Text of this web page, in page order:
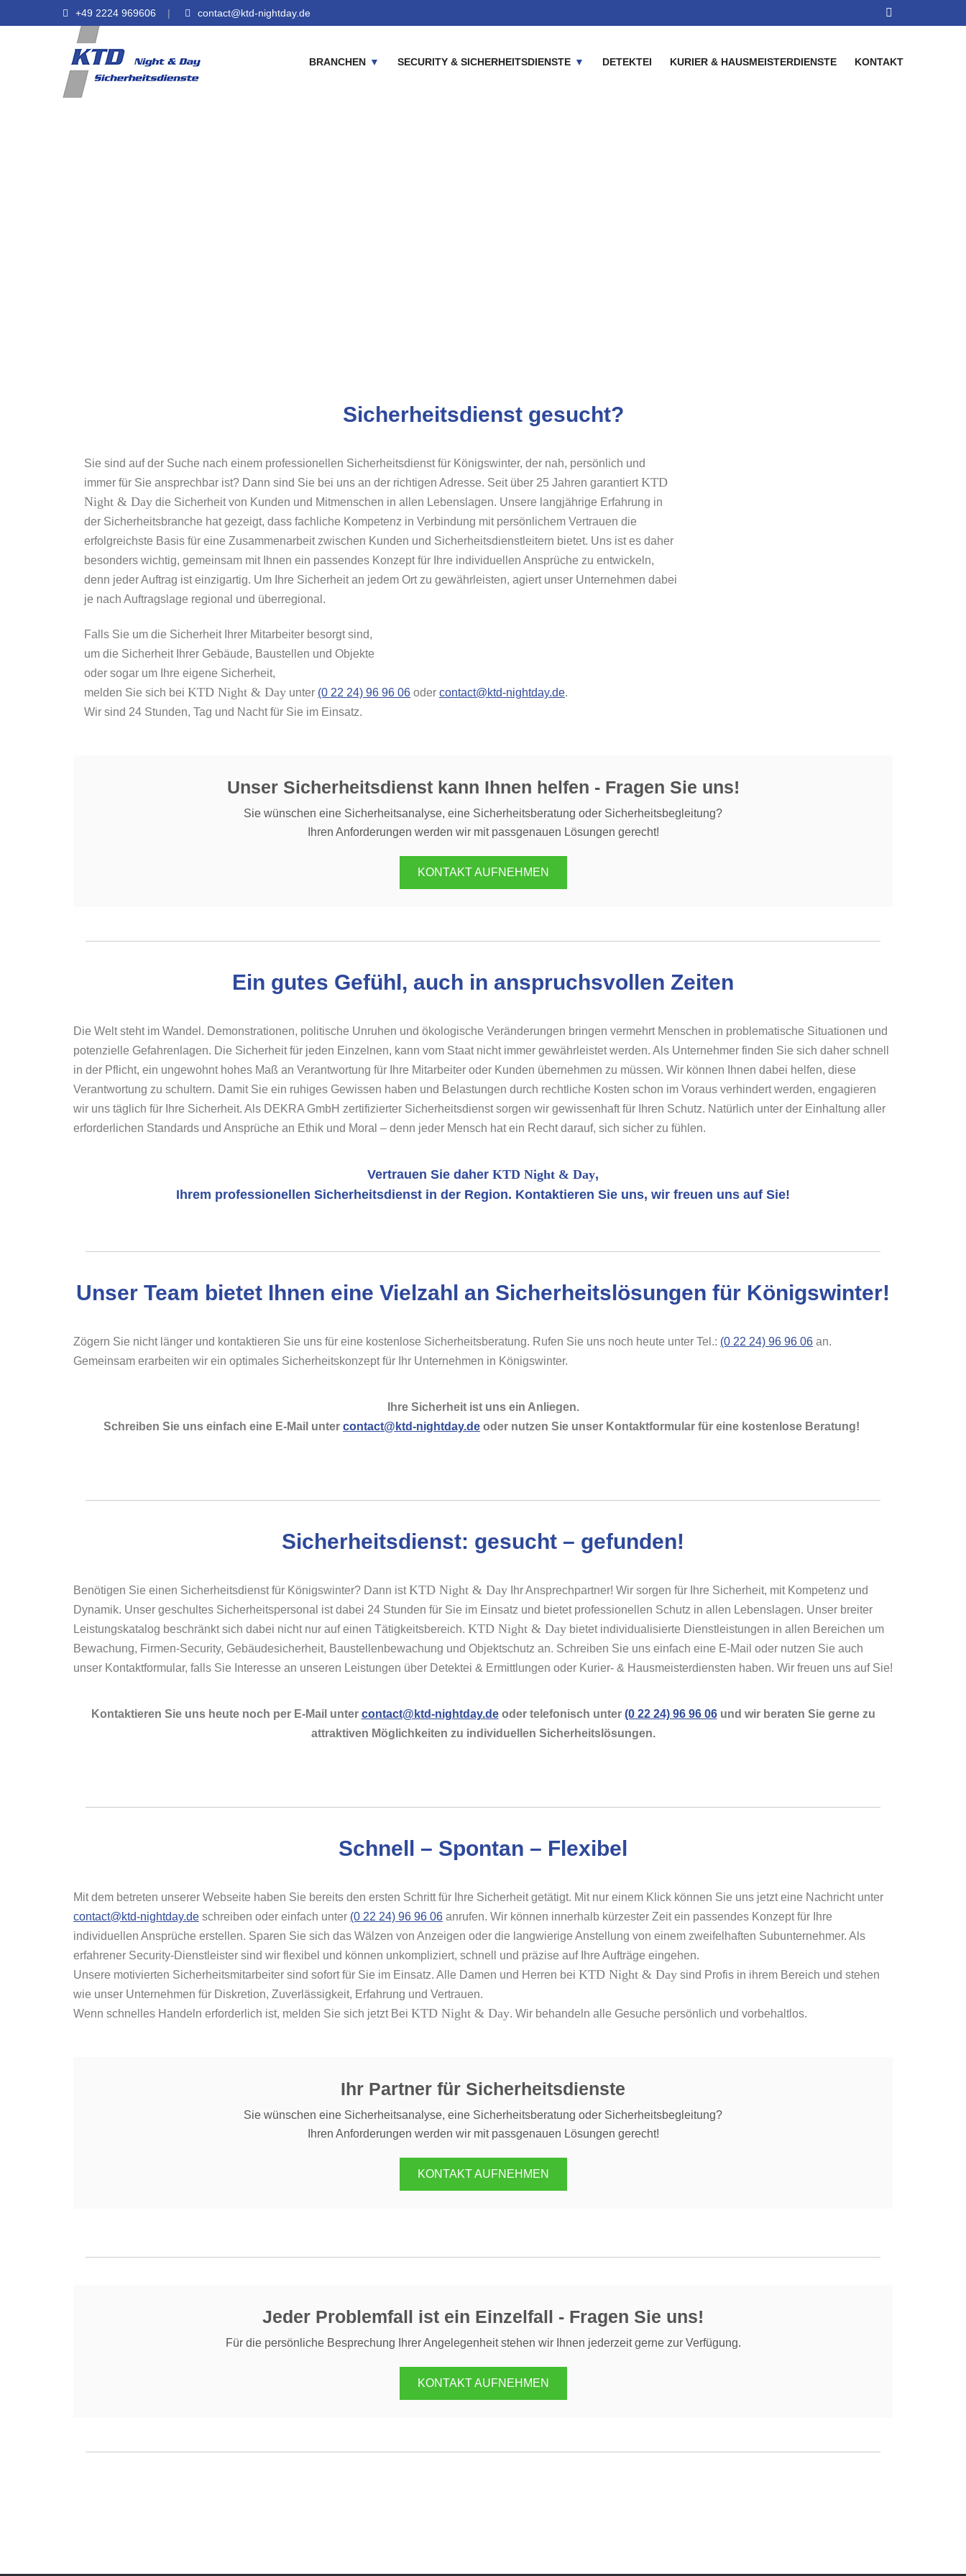
+49 2224 969606 contact@ktd-nightday.de
BRANCHEN SECURITY & SICHERHEITSDIENSTE DETEKTEI KURIER & HAUSMEISTERDIENSTE KONTAKT
Sicherheitsdienst gesucht?
Sie sind auf der Suche nach einem professionellen Sicherheitsdienst für Königswinter, der nah, persönlich und
immer für Sie ansprechbar ist? Dann sind Sie bei uns an der richtigen Adresse. Seit über 25 Jahren garantiertKTD
Night & Day die Sicherheit von Kunden und Mitmenschen in allen Lebenslagen. Unsere langjährige Erfahrung in
der Sicherheitsbranche hat gezeigt, dass fachliche Kompetenz in Verbindung mit persönlichem Vertrauen die
erfolgreichste Basis für eine Zusammenarbeit zwischen Kunden und Sicherheitsdienstleitern bietet. Uns ist es daher
besonders wichtig, gemeinsam mit Ihnen ein passendes Konzept für Ihre individuellen Ansprüche zu entwickeln,
denn jeder Auftrag ist einzigartig. Um Ihre Sicherheit an jedem Ort zu gewährleisten, agiert unser Unternehmen dabei
je nach Auftragslage regional und überregional.
Falls Sie um die Sicherheit Ihrer Mitarbeiter besorgt sind,
um die Sicherheit Ihrer Gebäude, Baustellen und Objekte
oder sogar um Ihre eigene Sicherheit,
melden Sie sich bei KTD Night & Day unter (0 22 24) 96 96 06 oder contact@ktd-nightday.de.
Wir sind 24 Stunden, Tag und Nacht für Sie im Einsatz.
Unser Sicherheitsdienst kann Ihnen helfen - Fragen Sie uns!
Sie wünschen eine Sicherheitsanalyse, eine Sicherheitsberatung oder Sicherheitsbegleitung?
Ihren Anforderungen werden wir mit passgenauen Lösungen gerecht!
KONTAKT AUFNEHMEN
Ein gutes Gefühl, auch in anspruchsvollen Zeiten
Die Welt steht im Wandel. Demonstrationen, politische Unruhen und ökologische Veränderungen bringen vermehrt Menschen in problematische Situationen und
potenzielle Gefahrenlagen. Die Sicherheit für jeden Einzelnen, kann vom Staat nicht immer gewährleistet werden. Als Unternehmer finden Sie sich daher schnell
in der Pflicht, ein ungewohnt hohes Maß an Verantwortung für Ihre Mitarbeiter oder Kunden übernehmen zu müssen. Wir können Ihnen dabei helfen, diese
Verantwortung zu schultern. Damit Sie ein ruhiges Gewissen haben und Belastungen durch rechtliche Kosten schon im Voraus verhindert werden, engagieren
wir uns täglich für Ihre Sicherheit. Als DEKRA GmbH zertifizierter Sicherheitsdienst sorgen wir gewissenhaft für Ihren Schutz. Natürlich unter der Einhaltung aller
erforderlichen Standards und Ansprüche an Ethik und Moral – denn jeder Mensch hat ein Recht darauf, sich sicher zu fühlen.
Vertrauen Sie daher KTD Night & Day,
Ihrem professionellen Sicherheitsdienst in der Region. Kontaktieren Sie uns, wir freuen uns auf Sie!
Unser Team bietet Ihnen eine Vielzahl an Sicherheitslösungen für Königswinter!
Zögern Sie nicht länger und kontaktieren Sie uns für eine kostenlose Sicherheitsberatung. Rufen Sie uns noch heute unter Tel.: (0 22 24) 96 96 06 an.
Gemeinsam erarbeiten wir ein optimales Sicherheitskonzept für Ihr Unternehmen in Königswinter.
Ihre Sicherheit ist uns ein Anliegen.
Schreiben Sie uns einfach eine E-Mail unter contact@ktd-nightday.de oder nutzen Sie unser Kontaktformular für eine kostenlose Beratung!
Sicherheitsdienst: gesucht – gefunden!
Benötigen Sie einen Sicherheitsdienst für Königswinter? Dann istKTD Night & Day Ihr Ansprechpartner! Wir sorgen für Ihre Sicherheit, mit Kompetenz und
Dynamik. Unser geschultes Sicherheitspersonal ist dabei 24 Stunden für Sie im Einsatz und bietet professionellen Schutz in allen Lebenslagen. Unser breiter
Leistungskatalog beschränkt sich dabei nicht nur auf einen Tätigkeitsbereich. KTD Night & Day bietet individualisierte Dienstleistungen in allen Bereichen um
Bewachung, Firmen-Security, Gebäudesicherheit, Baustellenbewachung und Objektschutz an. Schreiben Sie uns einfach eine E-Mail oder nutzen Sie auch
unser Kontaktformular, falls Sie Interesse an unseren Leistungen über Detektei & Ermittlungen oder Kurier- & Hausmeisterdiensten haben. Wir freuen uns auf Sie!
Kontaktieren Sie uns heute noch per E-Mail unter contact@ktd-nightday.deoder telefonisch unter (0 22 24) 96 96 06und wir beraten Sie gerne zu
attraktiven Möglichkeiten zu individuellen Sicherheitslösungen.
Schnell – Spontan – Flexibel
Mit dem betreten unserer Webseite haben Sie bereits den ersten Schritt für Ihre Sicherheit getätigt. Mit nur einem Klick können Sie uns jetzt eine Nachricht unter
contact@ktd-nightday.de schreiben oder einfach unter (0 22 24) 96 96 06 anrufen. Wir können innerhalb kürzester Zeit ein passendes Konzept für Ihre
individuellen Ansprüche erstellen. Sparen Sie sich das Wälzen von Anzeigen oder die langwierige Anstellung von einem zweifelhaften Subunternehmer. Als
erfahrener Security-Dienstleister sind wir flexibel und können unkompliziert, schnell und präzise auf Ihre Aufträge eingehen.
Unsere motivierten Sicherheitsmitarbeiter sind sofort für Sie im Einsatz. Alle Damen und Herren bei KTD Night & Day sind Profis in ihrem Bereich und stehen
wie unser Unternehmen für Diskretion, Zuverlässigkeit, Erfahrung und Vertrauen.
Wenn schnelles Handeln erforderlich ist, melden Sie sich jetzt Bei KTD Night & Day. Wir behandeln alle Gesuche persönlich und vorbehaltlos.
Ihr Partner für Sicherheitsdienste
Sie wünschen eine Sicherheitsanalyse, eine Sicherheitsberatung oder Sicherheitsbegleitung?
Ihren Anforderungen werden wir mit passgenauen Lösungen gerecht!
KONTAKT AUFNEHMEN
Jeder Problemfall ist ein Einzelfall - Fragen Sie uns!
Für die persönliche Besprechung Ihrer Angelegenheit stehen wir Ihnen jederzeit gerne zur Verfügung.
KONTAKT AUFNEHMEN